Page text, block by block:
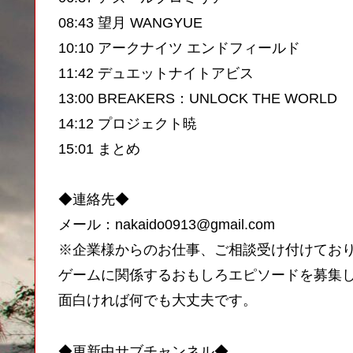
08:43 望月 WANGYUE
10:10 アークナイツ エンドフィールド
11:42 デュエットナイトアビス
13:00 BREAKERS：UNLOCK THE WORLD
14:12 プロジェクト暁
15:01 まとめ
◆連絡先◆
メール：nakaido0913@gmail.com
※企業様からのお仕事、ご相談受け付けており
ゲームに関係するおもしろエピソードを募集
面白ければ何でも大丈夫です。